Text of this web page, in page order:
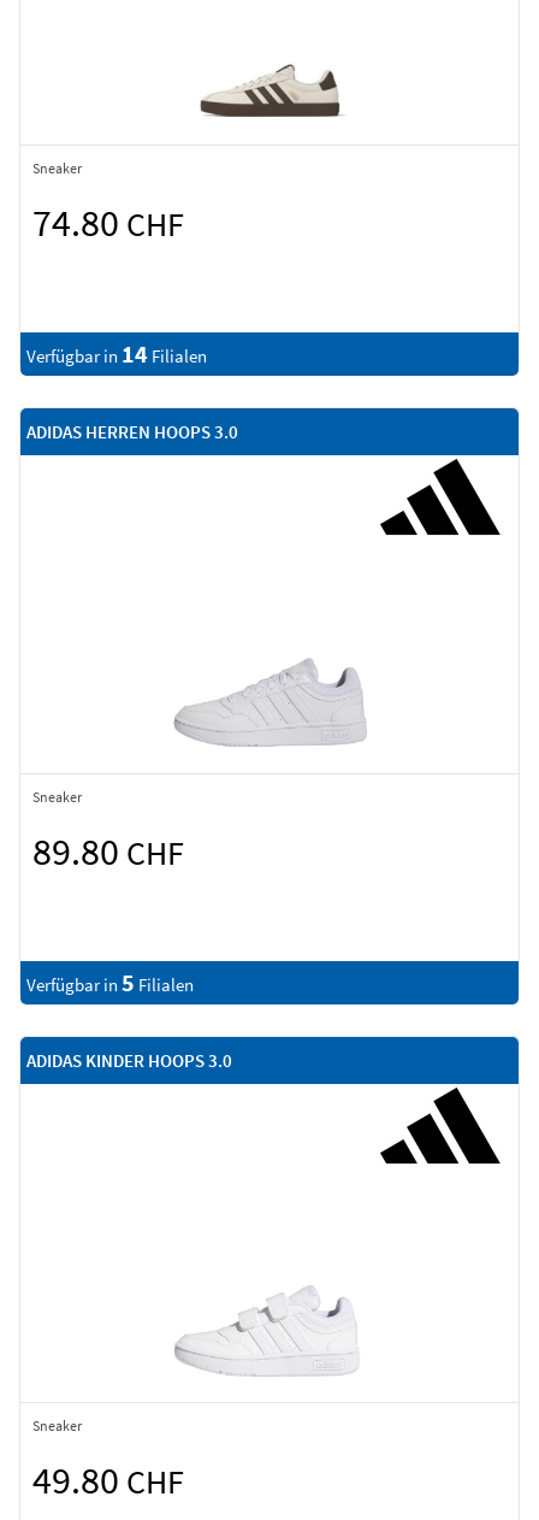
Sneaker
74.80 CHF
Verfügbar in 14 Filialen
ADIDAS HERREN HOOPS 3.0
Sneaker
89.80 CHF
Verfügbar in 5 Filialen
ADIDAS KINDER HOOPS 3.0
Sneaker
49.80 CHF